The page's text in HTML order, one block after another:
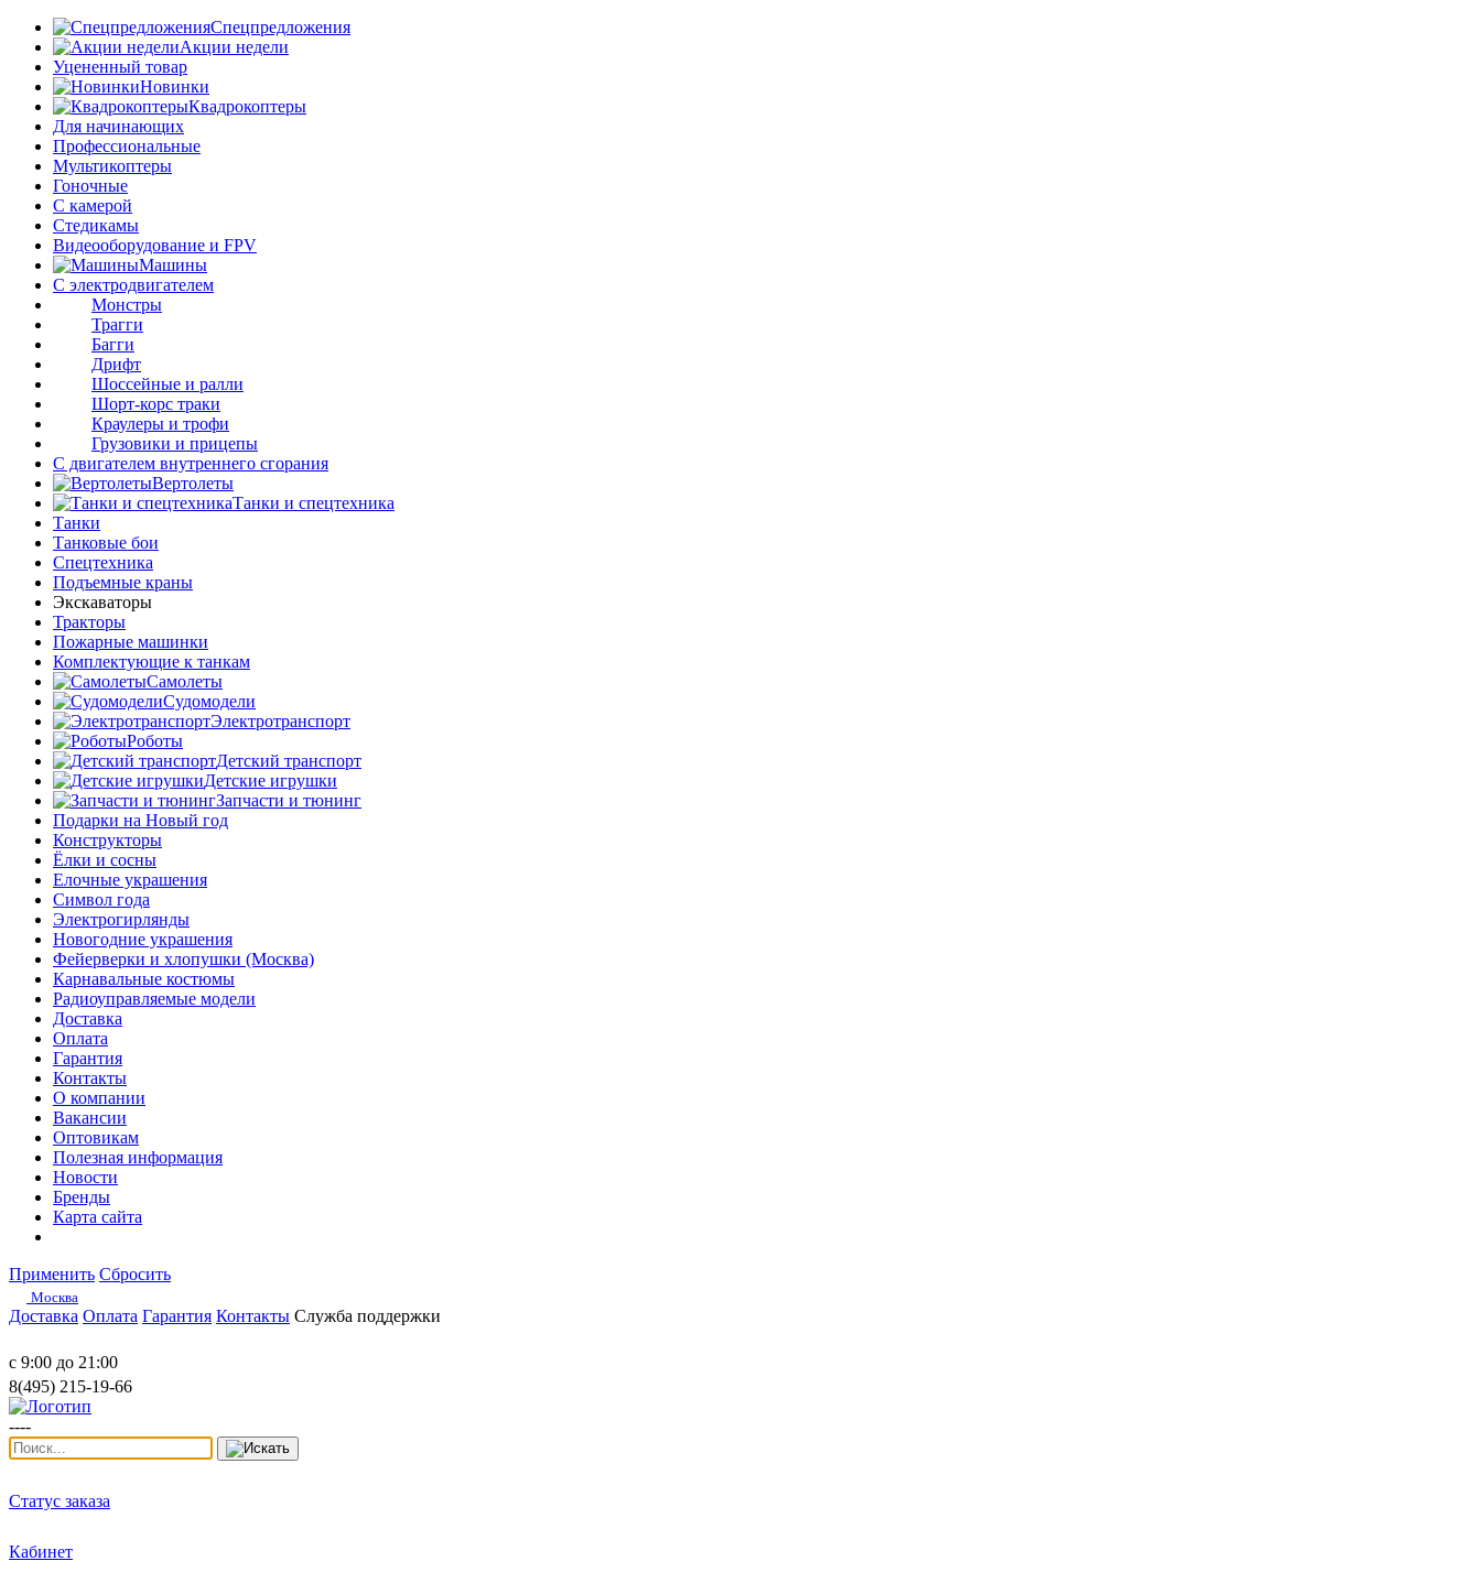
Спецпредложения
Акции недели
Уцененный товар
Новинки
Квадрокоптеры
Для начинающих
Профессиональные
Мультикоптеры
Гоночные
C камерой
Стедикамы
Видеооборудование и FPV
Машины
С электродвигателем
Монстры
Трагги
Багги
Дрифт
Шоссейные и ралли
Шорт-корс траки
Краулеры и трофи
Грузовики и прицепы
С двигателем внутреннего сгорания
Вертолеты
Танки и спецтехника
Танки
Танковые бои
Спецтехника
Подъемные краны
Экскаваторы
Тракторы
Пожарные машинки
Комплектующие к танкам
Самолеты
Судомодели
Электротранспорт
Роботы
Детский транспорт
Детские игрушки
Запчасти и тюнинг
Подарки на Новый год
Конструкторы
Ёлки и сосны
Елочные украшения
Символ года
Электрогирлянды
Новогодние украшения
Фейерверки и хлопушки (Москва)
Карнавальные костюмы
Радиоуправляемые модели
Доставка
Оплата
Гарантия
Контакты
О компании
Вакансии
Оптовикам
Полезная информация
Новости
Бренды
Карта сайта
Применить Сбросить
Москва
Доставка Оплата Гарантия Контакты Служба поддержки
с 9:00 до 21:00
8(495) 215-19-66
----
Статус заказа
Кабинет